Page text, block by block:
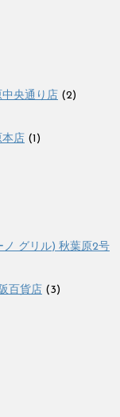
央通り店 (2)
店 (1)
グリル) 秋葉原2号
百貨店 (3)